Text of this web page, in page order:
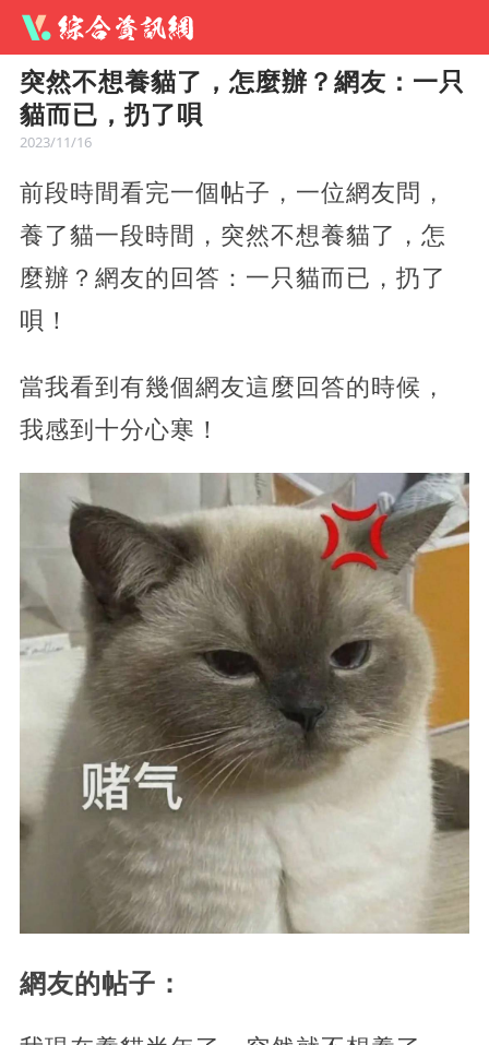
突然不想養貓了，怎麼辦？網友：一只
貓而已，扔了唄
2023/11/16
前段時間看完一個帖子，一位網友問，
養了貓一段時間，突然不想養貓了，怎
麼辦？網友的回答：一只貓而已，扔了
唄！
當我看到有幾個網友這麼回答的時候，
我感到十分心寒！
網友的帖子：